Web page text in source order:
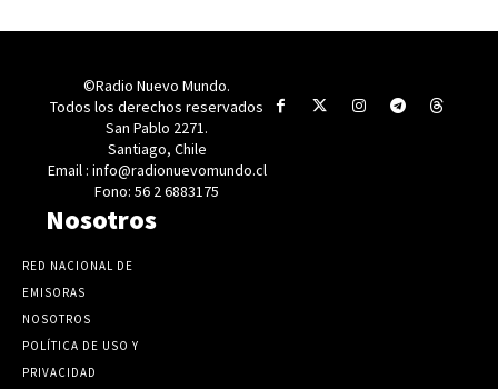
©Radio Nuevo Mundo.
Todos los derechos reservados
San Pablo 2271.
Santiago, Chile
Email : info@radionuevomundo.cl
Fono: 56 2 6883175
Nosotros
RED NACIONAL DE
EMISORAS
NOSOTROS
POLÍTICA DE USO Y
PRIVACIDAD